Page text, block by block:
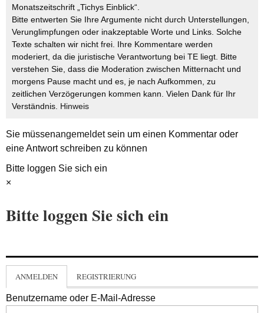
Monatszeitschrift „Tichys Einblick“.
Bitte entwerten Sie Ihre Argumente nicht durch Unterstellungen,
Verunglimpfungen oder inakzeptable Worte und Links. Solche
Texte schalten wir nicht frei. Ihre Kommentare werden
moderiert, da die juristische Verantwortung bei TE liegt. Bitte
verstehen Sie, dass die Moderation zwischen Mitternacht und
morgens Pause macht und es, je nach Aufkommen, zu
zeitlichen Verzögerungen kommen kann. Vielen Dank für Ihr
Verständnis. Hinweis
Sie müssenangemeldetsein um einen Kommentar oder
eine Antwort schreiben zu können
Bitte loggen Sie sich ein
×
Bitte loggen Sie sich ein
ANMELDEN REGISTRIERUNG
Benutzername oder E-Mail-Adresse